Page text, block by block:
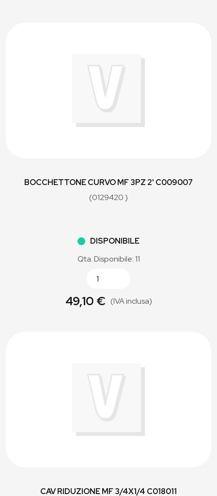
BOCCHETTONE CURVO MF 3PZ 2' C009007
(0129420 )
DISPONIBILE
Qta. Disponibile: 11
49,10 € (IVA inclusa)
CAV RIDUZIONE MF 3/4X1/4 C018011